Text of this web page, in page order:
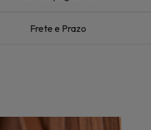
Frete e Prazo